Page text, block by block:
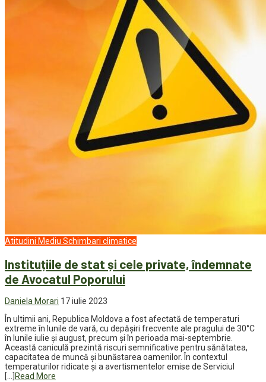
Atitudini Mediu Schimbari climatice
Instituțiile de stat și cele private, îndemnate
de Avocatul Poporului
Daniela Morari 17 iulie 2023
În ultimii ani, Republica Moldova a fost afectată de temperaturi
extreme în lunile de vară, cu depășiri frecvente ale pragului de 30°C
în lunile iulie și august, precum și în perioada mai-septembrie.
Această caniculă prezintă riscuri semnificative pentru sănătatea,
capacitatea de muncă și bunăstarea oamenilor. În contextul
temperaturilor ridicate și a avertismentelor emise de Serviciul
[…] Read More